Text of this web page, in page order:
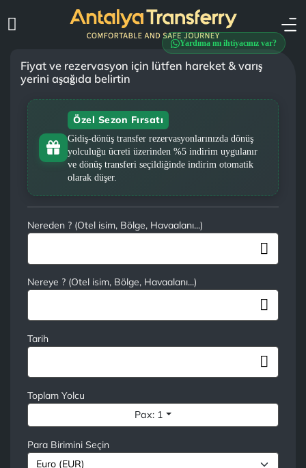
Yardıma mı ihtiyacınız var?
Fiyat ve rezervasyon için lütfen hareket & varış
yerini aşağıda belirtin
Özel Sezon Fırsatı
Gidiş-dönüş transfer rezervasyonlarınızda dönüş
yolculuğu ücreti üzerinden %5 indirim uygulanır
ve dönüş transferi seçildiğinde indirim otomatik
olarak düşer.
Nereden ? (Otel isim, Bölge, Havaalanı...)
Nereye ? (Otel isim, Bölge, Havaalanı...)
Tarih
Toplam Yolcu
Pax: 1
Para Birimini Seçin